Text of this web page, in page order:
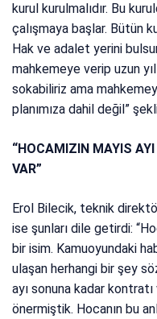
kurul kurulmalıdır. Bu
çalışmaya başlar. Bütün
Hak ve adalet yerini
mahkemeye verip uzun
sokabiliriz ama
planımıza dahil değil”
“HOCAMIZIN MAYIS
VAR”
Erol Bilecik, teknik
ise şunları dile getirdi:
bir isim. Kamuoyundaki
ulaşan herhangi bir şey
ayı sonuna kadar
önermiştik. Hocanın bu